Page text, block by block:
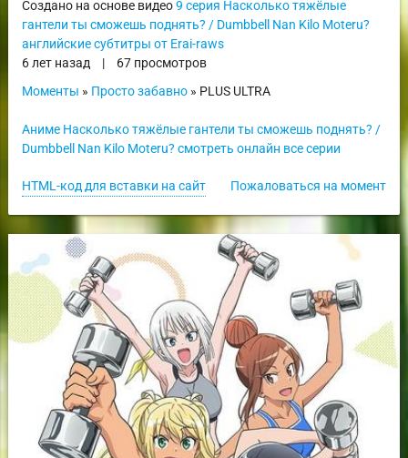
Создано на основе видео9 серия Насколько тяжёлые
гантели ты сможешь поднять? / Dumbbell Nan Kilo Moteru?
английские субтитры от Erai-raws
6 лет назад
|
67 просмотров
Моменты » Просто забавно» PLUS ULTRA
Аниме Насколько тяжёлые гантели ты сможешь поднять? /
Dumbbell Nan Kilo Moteru? смотреть онлайн все серии
Пожаловаться на момент
HTML-код для вставки на сайт